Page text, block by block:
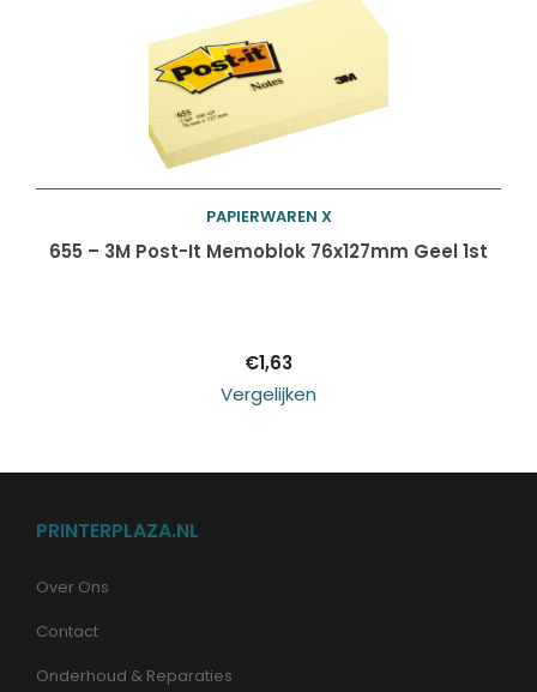
Toevoegen aan
PAPIERWAREN X
655 – 3M Post-It Memoblok 76x127mm Geel 1st
€1,63
Vergelijken
PRINTERPLAZA.NL
Over Ons
Contact
Onderhoud & Reparaties